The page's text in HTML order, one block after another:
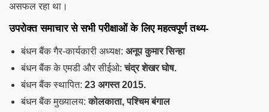
असफल रहा था।
उपरोक्त समाचार से सभी परीक्षाओं के लिए महत्वपूर्ण तथ्य-
बंधन बैंक गैर-कार्यकारी अध्यक्ष: अनूप कुमार सिन्हा
बंधन बैंक के एमडी और सीईओ:चंद्र शेखर घोष.
बंधन बैंक स्थापित: 23 अगस्त 2015.
बंधन बैंक मुख्यालय:कोलकाता, पश्चिम बंगाल